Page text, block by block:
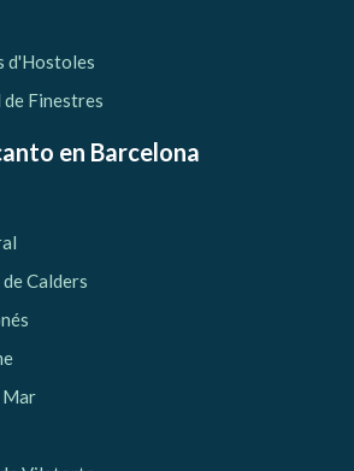
d'Hostoles
Finestres
en Barcelona
Calders
Mar